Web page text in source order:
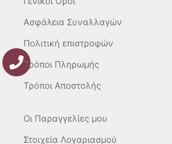
Ασφάλεια Συναλλαγών
Πολιτική επιστροφών
Τρόποι Πληρωμής
Τρόποι Αποστολής
Οι Παραγγελίες μου
Στοιχεία Λογαριασμού